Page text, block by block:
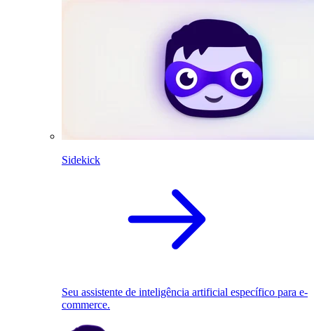
Sidekick
Seu assistente de inteligência artificial específico para e-
commerce.